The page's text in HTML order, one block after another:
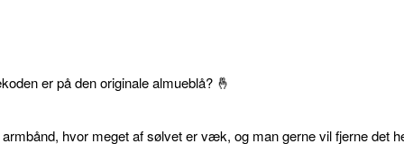
er på den originale almueblå? 🤞
hvor meget af sølvet er væk, og man gerne vil fjerne det